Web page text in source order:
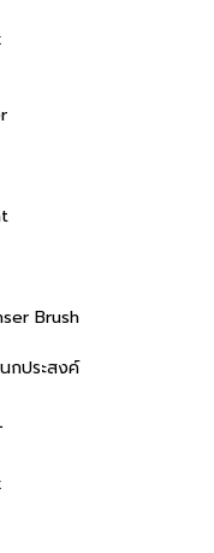
Brush
กประสงค์